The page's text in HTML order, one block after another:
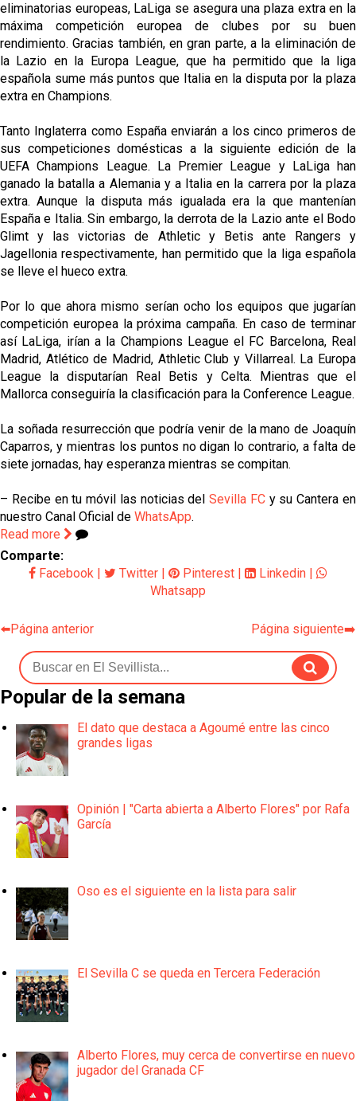
eliminatorias europeas, LaLiga se asegura una plaza extra en la
máxima competición europea de clubes por su buen
rendimiento. Gracias también, en gran parte, a la eliminación de
la Lazio en la Europa League, que ha permitido que la liga
española sume más puntos que Italia en la disputa por la plaza
extra en Champions.
Tanto Inglaterra como España enviarán a los cinco primeros de
sus competiciones domésticas a la siguiente edición de la
UEFA Champions League. La Premier League y LaLiga han
ganado la batalla a Alemania y a Italia en la carrera por la plaza
extra. Aunque la disputa más igualada era la que mantenían
España e Italia. Sin embargo, la derrota de la Lazio ante el Bodo
Glimt y las victorias de Athletic y Betis ante Rangers y
Jagellonia respectivamente, han permitido que la liga española
se lleve el hueco extra.
Por lo que ahora mismo serían ocho los equipos que jugarían
competición europea la próxima campaña. En caso de terminar
así LaLiga, irían a la Champions League el FC Barcelona, Real
Madrid, Atlético de Madrid, Athletic Club y Villarreal. La Europa
League la disputarían Real Betis y Celta. Mientras que el
Mallorca conseguiría la clasificación para la Conference League.
La soñada resurrección que podría venir de la mano de Joaquín
Caparros, y mientras los puntos no digan lo contrario, a falta de
siete jornadas, hay esperanza mientras se compitan.
– Recibe en tu móvil las noticias delSevilla FCy su Cantera en
nuestro Canal Oficial de WhatsApp.
Read more
Comparte:
Facebook
Twitter Pinterest Linkedin
Whatsapp
⬅️Página anterior Página siguiente➡️
Popular de la semana
El dato que destaca a Agoumé entre las cinco
grandes ligas
Opinión | "Carta abierta a Alberto Flores" por Rafa
García
Oso es el siguiente en la lista para salir
El Sevilla C se queda en Tercera Federación
Alberto Flores, muy cerca de convertirse en nuevo
jugador del Granada CF